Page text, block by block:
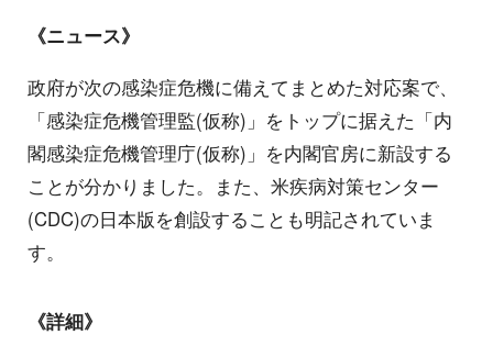
《ニュース》
政府が次の感染症危機に備えてまとめた対応案で、
「感染症危機管理監(仮称)」をトップに据えた「内
閣感染症危機管理庁(仮称)」を内閣官房に新設する
ことが分かりました。また、米疾病対策センター
(CDC)の日本版を創設することも明記されていま
す。
《詳細》